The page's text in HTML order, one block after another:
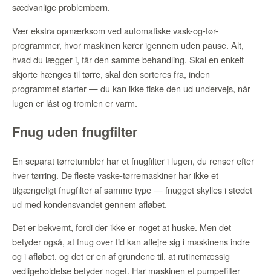
sædvanlige problembørn.
Vær ekstra opmærksom ved automatiske vask-og-tør-
programmer, hvor maskinen kører igennem uden pause. Alt,
hvad du lægger i, får den samme behandling. Skal en enkelt
skjorte hænges til tørre, skal den sorteres fra, inden
programmet starter — du kan ikke fiske den ud undervejs, når
lugen er låst og tromlen er varm.
Fnug uden fnugfilter
En separat tørretumbler har et fnugfilter i lugen, du renser efter
hver tørring. De fleste vaske-tørremaskiner har ikke et
tilgængeligt fnugfilter af samme type — fnugget skylles i stedet
ud med kondensvandet gennem afløbet.
Det er bekvemt, fordi der ikke er noget at huske. Men det
betyder også, at fnug over tid kan aflejre sig i maskinens indre
og i afløbet, og det er en af grundene til, at rutinemæssig
vedligeholdelse betyder noget. Har maskinen et pumpefilter